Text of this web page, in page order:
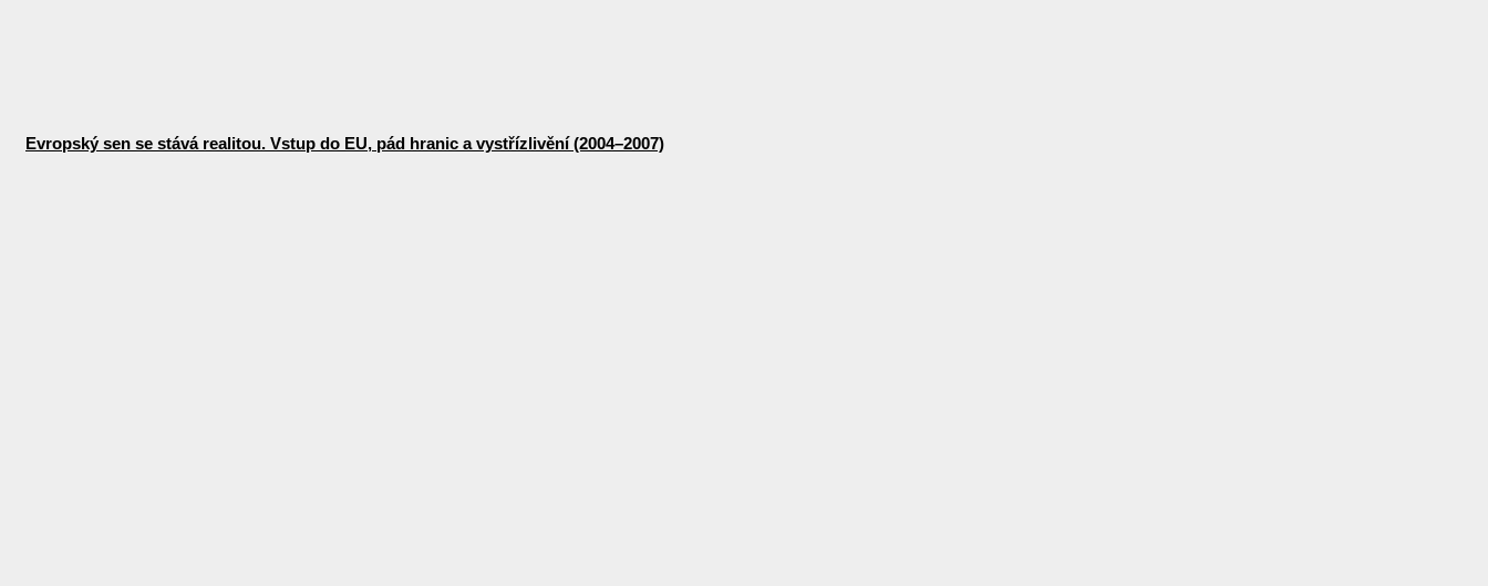
Evropský sen se stává realitou. Vstup do EU, pád hranic a vystřízlivění (2004–2007)